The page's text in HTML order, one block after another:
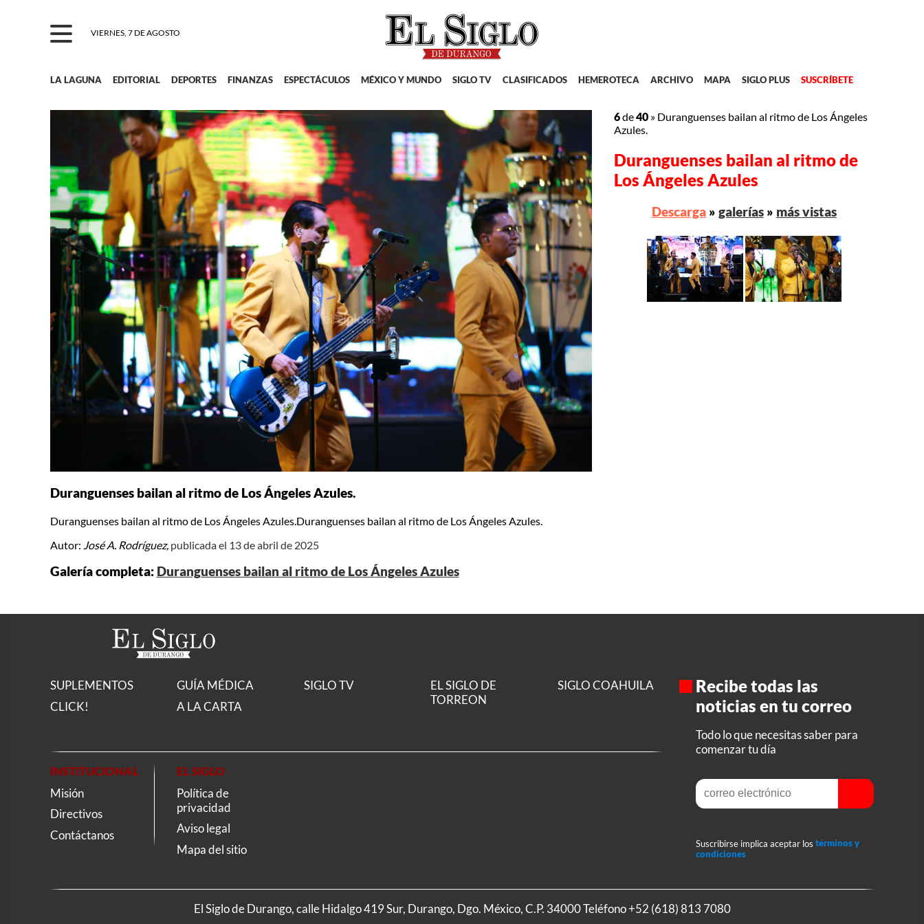
VIERNES, 7 DE AGOSTO
LA LAGUNA EDITORIAL DEPORTES FINANZAS ESPECTÁCULOS MÉXICO Y MUNDO SIGLO TV CLASIFICADOS HEMEROTECA ARCHIVO MAPA SIGLO PLUS SUSCRÍBETE
Duranguenses bailan al ritmo de Los Ángeles Azules.
Duranguenses bailan al ritmo de Los Ángeles Azules.Duranguenses bailan al ritmo de Los Ángeles Azules.
Autor: José A. Rodríguez, publicada el 13 de abril de 2025
Galería completa: Duranguenses bailan al ritmo de Los Ángeles Azules
6de40 » Duranguenses bailan al ritmo de Los Ángeles
Azules.
Duranguenses bailan al ritmo de
Los Ángeles Azules
Descarga» galerías» más vistas
SUPLEMENTOS
CLICK!
GUÍA MÉDICA
A LA CARTA
SIGLO TV
EL SIGLO DE
TORREON
SIGLO COAHUILA
INSTITUCIONAL
Misión
Directivos
Contáctanos
EL SIGLO
Política de
privacidad
Aviso legal
Mapa del sitio
Recibe todas las
noticias en tu correo
Todo lo que necesitas saber para
comenzar tu día
Suscribirse implica aceptar los términos y
condiciones
El Siglo de Durango, calle Hidalgo 419 Sur, Durango, Dgo. México, C.P. 34000 Teléfono+52 (618) 813 7080